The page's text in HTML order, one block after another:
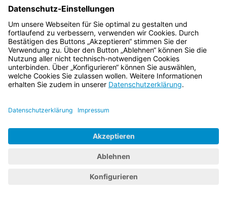
5.
In-Kraft-Treten, Außer-Kraft-Treten
6.
Schlussbestimmungen
Bayern.de
BayernPortal
Impressum